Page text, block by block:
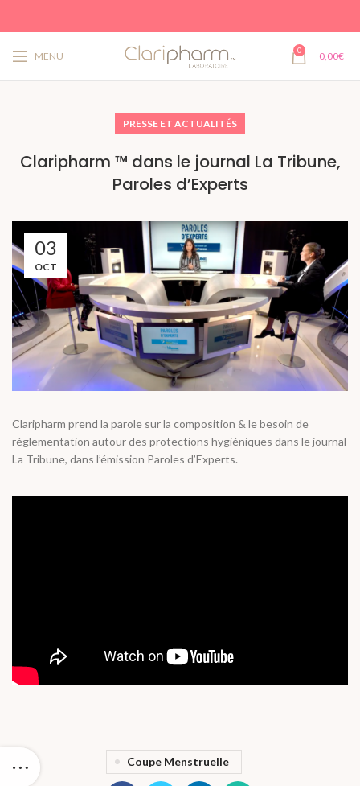
MENU 0 0,00€
PRESSE ET ACTUALITÉS
Claripharm ™ dans le journal La Tribune,
Paroles d’Experts
03
OCT
Claripharm prend la parole sur la composition & le besoin de
réglementation autour des protections hygiéniques dans le journal
La Tribune, dans l’émission Paroles d’Experts.
Coupe Menstruelle